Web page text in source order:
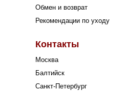
Обмен и возврат
Рекомендации по уходу
Контакты
Москва
Балтийск
Санкт-Петербург